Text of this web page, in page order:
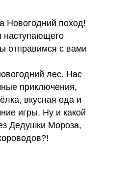
Новогодний поход!
наступающего
отправимся с вами
лес. Нас
приключения,
вкусная еда и
игры. Ну и какой
Дедушки Мороза,